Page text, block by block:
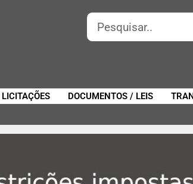
LICITAÇÕES DOCUMENTOS / LEIS